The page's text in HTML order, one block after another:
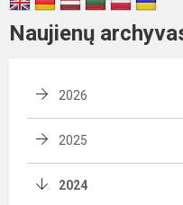
Naujienų
2026
2025
2024